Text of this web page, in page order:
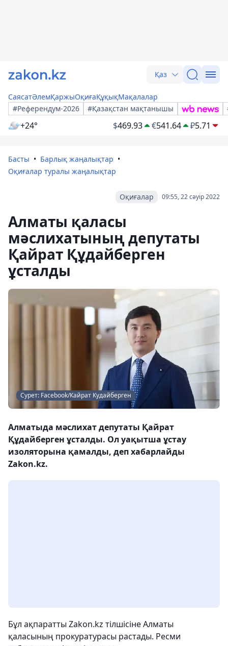
Қаз
СаясатӘлемҚаржыОқиғаҚұқықМақалалар
#Референдум-2026
#Қазақстан мақтанышы
+24° $469.93 €541.64 ₽5.71
Басты
Барлық жаңалықтар
Оқиғалар туралы жаңалықтар
09:55, 22 сәуір 2022
Оқиғалар
Алматы қаласы
мәслихатының депутаты
Қайрат Құдайберген
ұсталды
Сурет: Facebook/Кайрат Кудайберген
Алматыда мәслихат депутаты Қайрат
Құдайберген ұсталды. Ол уақытша ұстау
изоляторына қамалды, деп хабарлайды
Zakon.kz.
Бұл ақпаратты Zakon.kz тілшісіне Алматы
қаласының прокуратурасы растады. Ресми